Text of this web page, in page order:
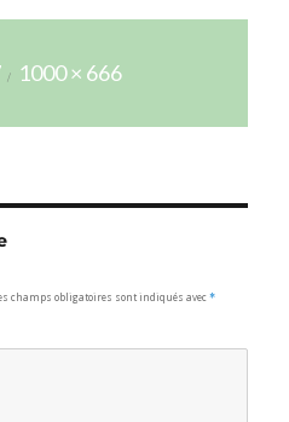
réelle
1000 × 666
champs obligatoires sont indiqués avec*